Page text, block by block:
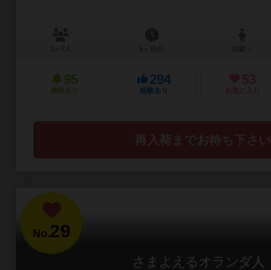
95
興味あり
294
経験あり
53
お気に入り
再入荷までお待ち下さい
No.29
さまよえるオランダ人